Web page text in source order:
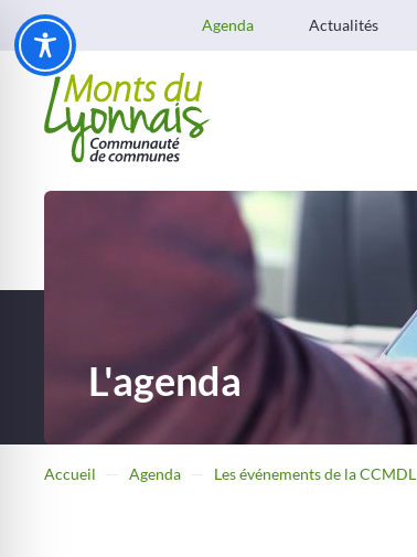
Agenda Actualités
L'agenda
Accueil Agenda Les événements de la CCMDL